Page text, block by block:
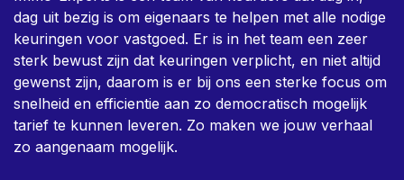
dag uit bezig is om eigenaars te helpen met alle nodige
keuringen voor vastgoed. Er is in het team een zeer
sterk bewust zijn dat keuringen verplicht, en niet altijd
gewenst zijn, daarom is er bij ons een sterke focus om
snelheid en efficientie aan zo democratisch mogelijk
tarief te kunnen leveren. Zo maken we jouw verhaal
zo aangenaam mogelijk.